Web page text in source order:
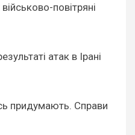
повітряні
атак в Ірані
придумають. Справи